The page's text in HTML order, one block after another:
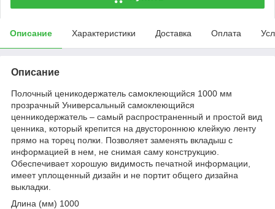
Описание Характеристики Доставка Оплата
Описание
Полочный ценикодержатель самоклеющийся 1000 мм
прозрачный Универсальный самоклеющийся
ценникодержатель – cамый распространенный и простой вид
ценника, который крепится на двустороннюю клейкую ленту
прямо на торец полки. Позволяет заменять вкладыш с
информацией в нем, не снимая саму конструкцию.
Обеспечивает хорошую видимость печатной информации,
имеет уплощенный дизайн и не портит общего дизайна
выкладки.
Длина (мм) 1000